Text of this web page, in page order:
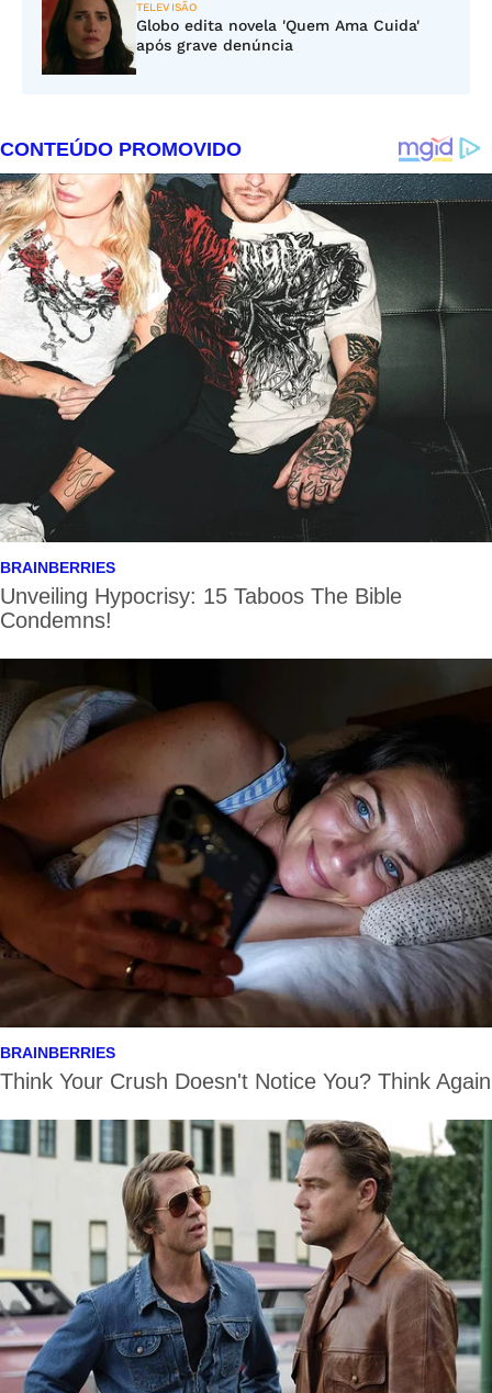
TELEVISÃO
Globo edita novela 'Quem Ama Cuida'
após grave denúncia